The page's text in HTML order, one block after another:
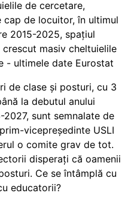
de cercetare,
cap de locuitor, în ultimul
2015-2025, spațiul
masiv cheltuielile
- ultimele date Eurostat
de clase și posturi, cu 3
la debutul anului
sunt semnalate de
vicepreședinte USLI
o comite grav de tot.
disperați că oamenii
Ce se întâmplă cu
educatorii?